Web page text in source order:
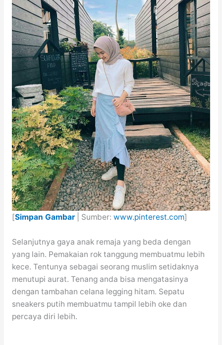
[Simpan Gambar| Sumber: www.pinterest.com]
Selanjutnya gaya anak remaja yang beda dengan
yang lain. Pemakaian rok tanggung membuatmu lebih
kece. Tentunya sebagai seorang muslim setidaknya
menutupi aurat. Tenang anda bisa mengatasinya
dengan tambahan celana legging hitam. Sepatu
sneakers putih membuatmu tampil lebih oke dan
percaya diri lebih.